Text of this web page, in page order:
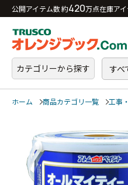
公開アイテム数 約420万点在庫ア
カテゴリーから探す すべ
ホーム 商品カテゴリ一覧 工事